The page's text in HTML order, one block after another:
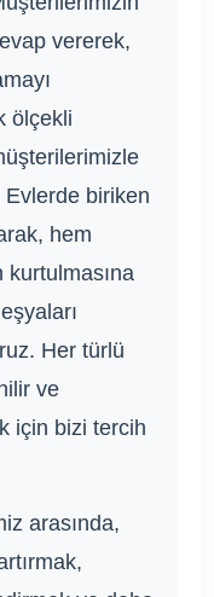
vererek,
ölçekli
Evlerde biriken
hem
kurtulmasına
Her türlü
ve
için bizi tercih
arasında,